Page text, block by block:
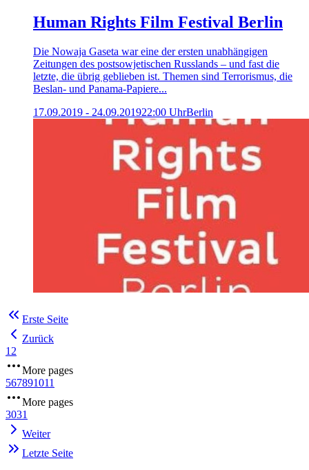
Human Rights Film Festival Berlin
Die Nowaja Gaseta war eine der ersten unabhängigen
Zeitungen des postsowjetischen Russlands – und fast die
letzte, die übrig geblieben ist. Themen sind Terrorismus, die
Beslan- und Panama-Papiere...
17.09.2019 - 24.09.201922:00 UhrBerlin
Erste Seite
Zurück
1 2
More pages
567891011
More pages
3031
Weiter
Letzte Seite